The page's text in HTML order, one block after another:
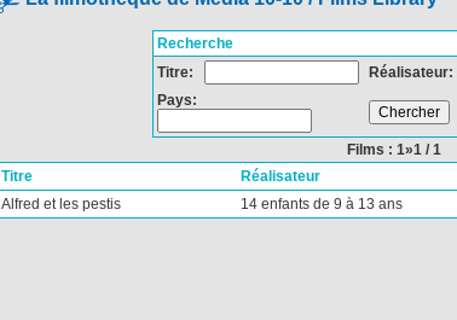
Recherche
Titre:
Réalisateur:
Pays:
Films : 1»1 / 1
Titre
Réalisateur
Alfred et les pestis
14 enfants de 9 à 13 ans